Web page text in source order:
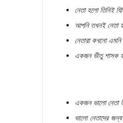
নেতা হলো তিনিই
আপনি তখনই নেতা
নেতারা কখনো এমনি
একজন ভীতু শাসক
একজন ভালো নেতা
ভালো নেতাদের জন্য